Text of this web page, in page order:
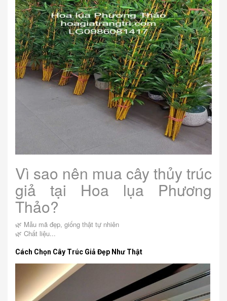
Vì sao nên mua cây thủy trúc
giả tại Hoa lụa Phương
Thảo?
🌿 Mẫu mã đẹp, giống thật tự nhiên
🌿 Chất liệu...
Cách Chọn Cây Trúc Giả Đẹp Như Thật